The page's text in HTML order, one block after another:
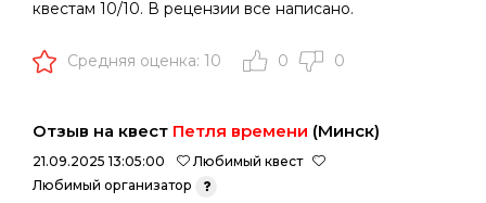
квестам 10/10. В рецензии все написано.
Средняя оценка: 10 0 0
Отзыв на квест Петля времени (Минск)
21.09.2025 13:05:00
Любимый квест
Любимый организатор